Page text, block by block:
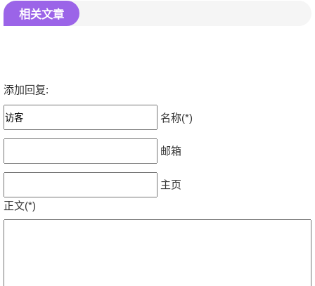
相关文章
添加回复:
名称(*)
邮箱
主页
正文(*)